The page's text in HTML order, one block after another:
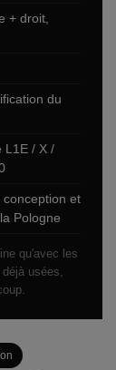
+ droit,
du
L1E / X /
et
Pologne
qu'avec les
usées,